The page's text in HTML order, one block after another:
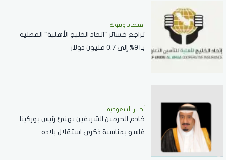
اقتصاد وبنوك
تراجع خسائر "اتحاد الخليج الأهلية" الفصلية
بـ91% إلى 0.7 مليون دولار
أخبار السعودية
خادم الحرمين الشريفين يهنئ رئيس بوركينا
فاسو بمناسبة ذكرى استقلال بلاده